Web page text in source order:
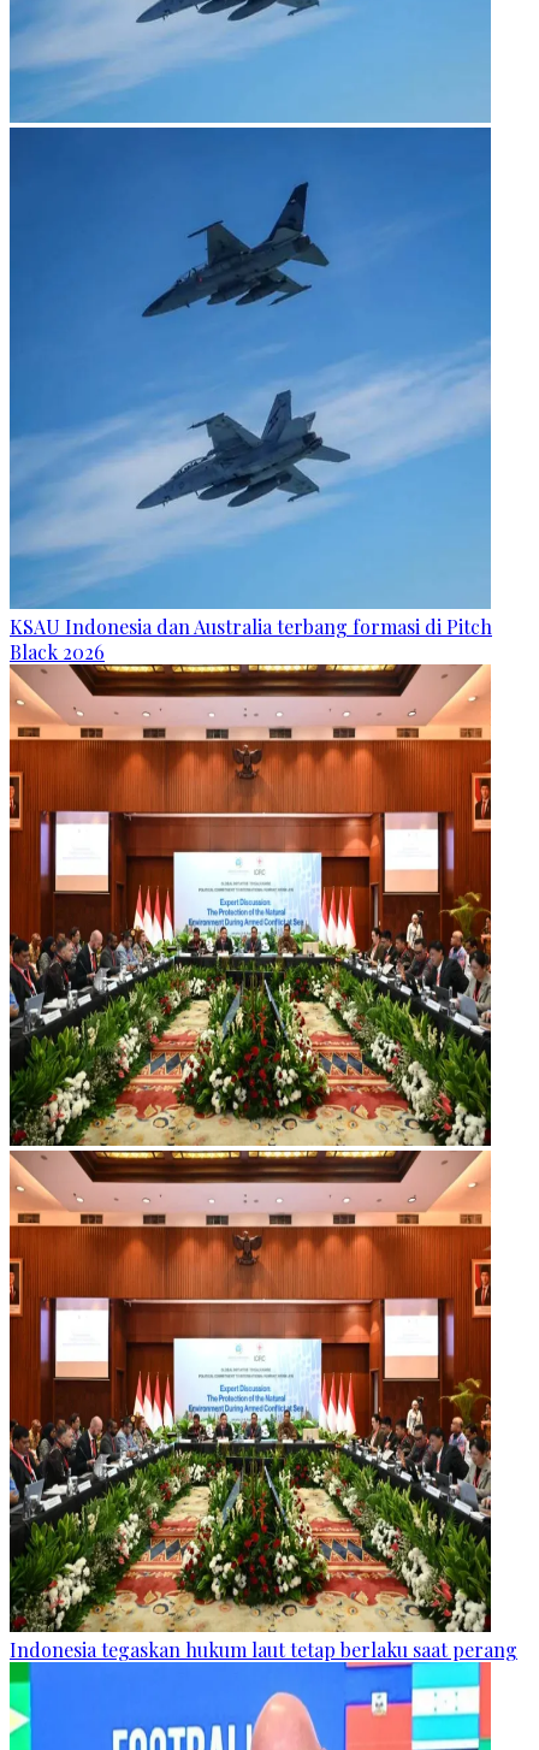
KSAU Indonesia dan Australia terbang formasi di Pitch
Black 2026
Indonesia tegaskan hukum laut tetap berlaku saat perang